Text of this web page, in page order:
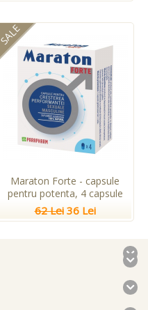
SALE
Maraton Forte - capsule
pentru potenta, 4 capsule
62 Lei 36 Lei